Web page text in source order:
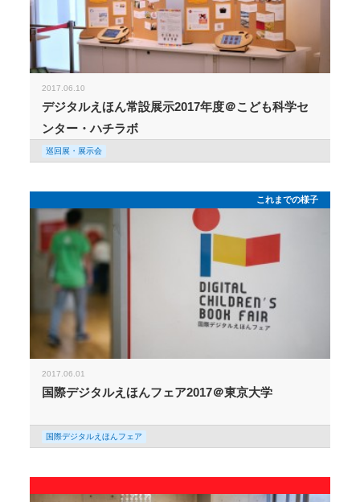
2017.06.10
デジタルえほん常設展示2017年度＠こども科学セ
ンター・ハチラボ
巡回展・展示会
これまでの様子
2017.06.01
国際デジタルえほんフェア2017＠東京大学
国際デジタルえほんフェア